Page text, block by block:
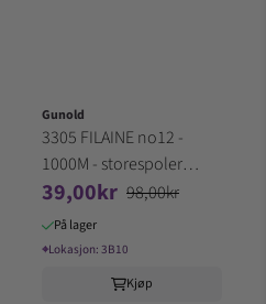
Gunold
3305 FILAINE no12 -
1000M - storespoler
100% Akryl (3B10)
39,00kr 98,00kr
På lager
⌖Lokasjon: 3B10
Kjøp